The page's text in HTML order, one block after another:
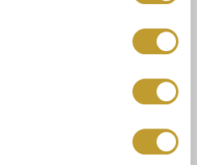
Versandkosten und